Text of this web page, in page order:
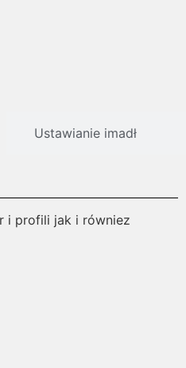
Ustawianie imadł
i profili jak i równiez